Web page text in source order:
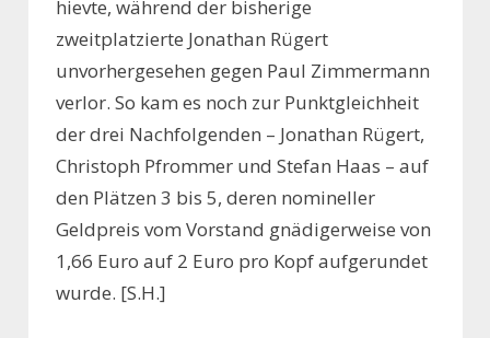
hievte, während der bisherige
zweitplatzierte Jonathan Rügert
unvorhergesehen gegen Paul Zimmermann
verlor. So kam es noch zur Punktgleichheit
der drei Nachfolgenden – Jonathan Rügert,
Christoph Pfrommer und Stefan Haas – auf
den Plätzen 3 bis 5, deren nomineller
Geldpreis vom Vorstand gnädigerweise von
1,66 Euro auf 2 Euro pro Kopf aufgerundet
wurde. [S.H.]